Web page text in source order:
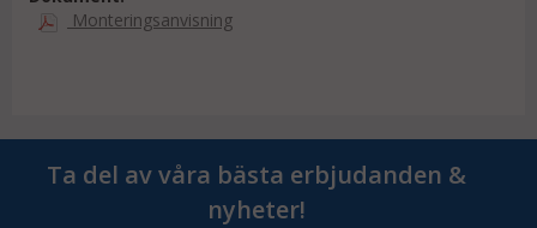
Monteringsanvisning
Ta del av våra bästa erbjudanden &
nyheter!